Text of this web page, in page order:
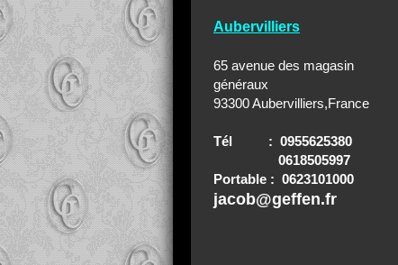
Aubervilliers
65 avenue des magasin
généraux
93300 Aubervilliers,France
Tél : 0955625380
0618505997
Portable : 0623101000
jacob@geffen.fr